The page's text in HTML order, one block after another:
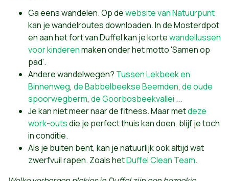
Ga eens wandelen. Op dewebsite van Natuurpunt
kan je wandelroutes downloaden. In de Mosterdpot
en aan het fort van Duffel kan je kortewandellussen
voor kinderenmaken onder het motto 'Samen op
pad'.
Andere wandelwegen? Tussen Lekbeek en
Binnenweg, de Babbelbeekse Beemden, de oude
spoorwegberm, de Goorbosbeekvallei ...
Je kan niet meer naar de fitness. Maar metdeze
work-outsdie je perfect thuis kan doen, blijf je toch
in conditie.
Als je buiten bent, kan je natuurlijk ook altijd wat
zwerfvuil rapen. Zoals hetDuffel Clean Team.